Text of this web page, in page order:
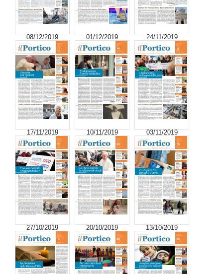
08/12/2019 01/12/2019 24/11/2019
17/11/2019 10/11/2019 03/11/2019
27/10/2019 20/10/2019 13/10/2019